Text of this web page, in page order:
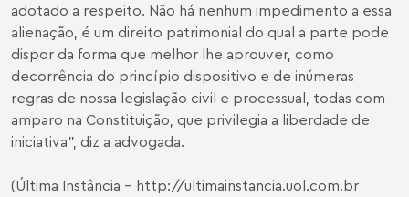
adotado a respeito. Não há nenhum impedimento a essa
alienação, é um direito patrimonial do qual a parte pode
dispor da forma que melhor lhe aprouver, como
decorrência do princípio dispositivo e de inúmeras
regras de nossa legislação civil e processual, todas com
amparo na Constituição, que privilegia a liberdade de
iniciativa”, diz a advogada.
(Última Instância - http://ultimainstancia.uol.com.br